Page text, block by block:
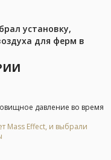
установку,
для ферм в
давление во время
Mass Effect, и выбрали